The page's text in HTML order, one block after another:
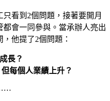
看到2個問題，接著要開月
會一同參與。當承辦人亮出
他提了2個問題：
長？
每個人業績上升？
⋯⋯